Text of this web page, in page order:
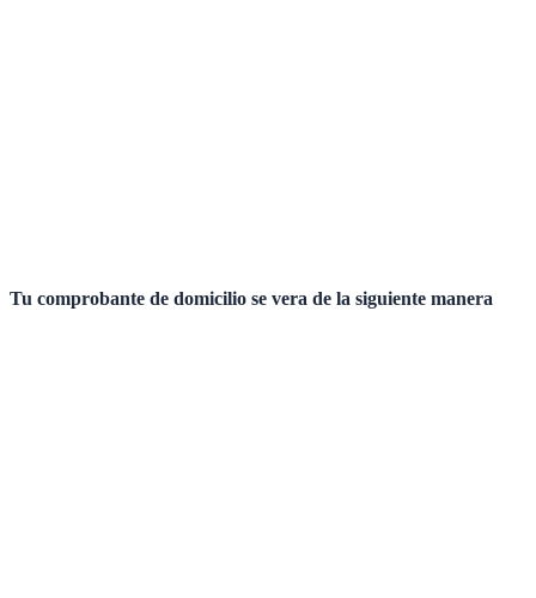
Tu comprobante de domicilio se vera de la siguiente manera